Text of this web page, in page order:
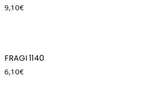
9,10€
FRAGI 1140
6,10€